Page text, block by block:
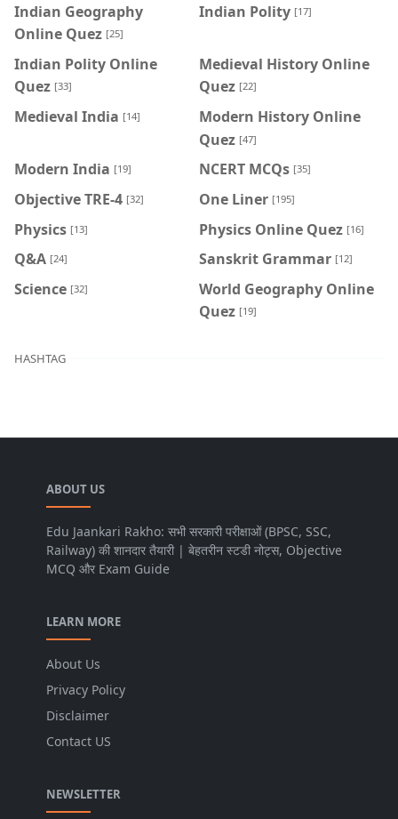
Indian Geography
Online Quez [25]
Indian Polity [17]
Indian Polity Online
Quez [33]
Medieval History Online
Quez [22]
Medieval India [14]
Modern History Online
Quez [47]
Modern India [19] NCERT MCQs [35]
Objective TRE-4 [32] One Liner [195]
Physics [13] Physics Online Quez [16]
Q&A [24] Sanskrit Grammar [12]
Science [32]
World Geography Online
Quez [19]
HASHTAG
ABOUT US
Edu Jaankari Rakho: सभी सरकारी परीक्षाओं (BPSC, SSC,
Railway) की शानदार तैयारी | बेहतरीन स्टडी नोट्स, Objective
MCQ और Exam Guide
LEARN MORE
About Us
Privacy Policy
Disclaimer
Contact US
NEWSLETTER